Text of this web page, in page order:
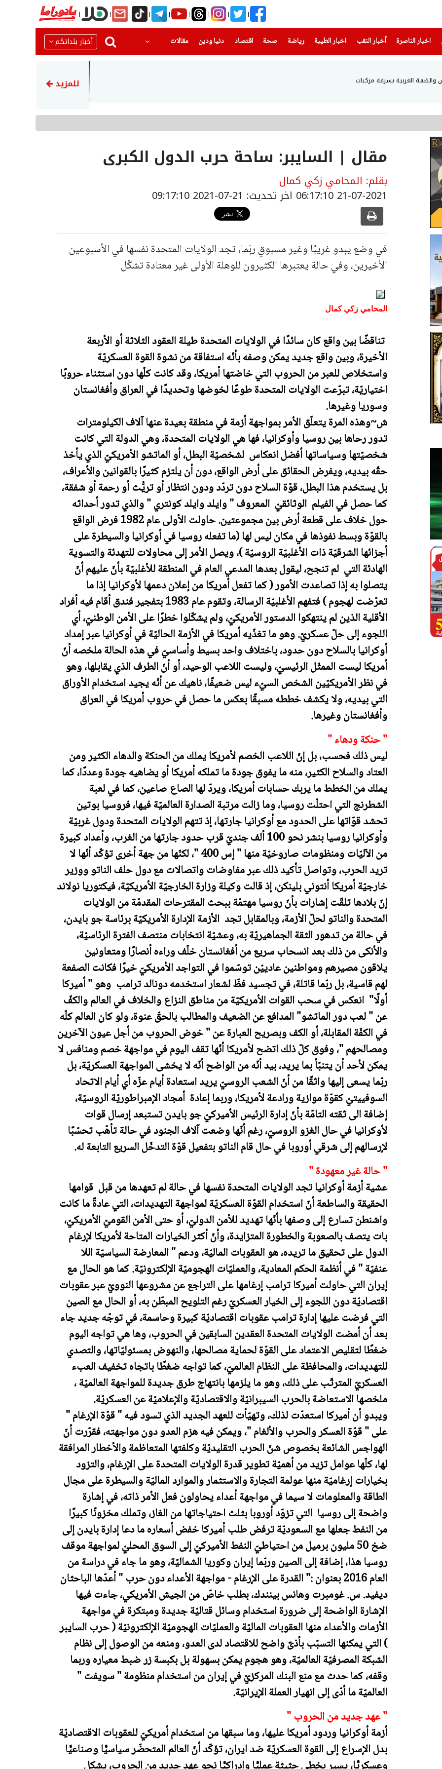
اخبار الناصرة
(current) أخبار النقب اخبار الطيبة(current) رياضة
(current) صحة(current) اقتصاد دنيا ودين
(current) مقالات أخبار بلداتكم
ضبط نحو 7.5 كغم مخدرات في القدس واعتقال 3 مشتبهين
للمزيد
مقال | السايبر: ساحة حرب الدول الكبرى
بقلم: المحامي زكي كمال
21-07-2021 06:17:10 اخر تحديث: 21-07-2021 09:17:10
في وضع يبدو غريبًا وغير مسبوقٍ ربّما، تجد الولايات المتحدة نفسها في الأسبوعين
الأخيرين، وفي حالة يعتبرها الكثيرون للوهلة الأولى غير معتادة تشكِّل
المحامي زكي كمال
تناقضًا بين واقع كان سائدًا في الولايات المتحدة طيلة العقود الثلاثة أو الأربعة
الأخيرة، وبين واقع جديد يمكن وصفه بأنّه استفاقة من نشوة القوة العسكريّة
واستخلاص للعبر من الحروب التي خاضتها أمريكا، وقد كانت كلّها دون استثناء حروبًا
اختياريّة، تبرّعت الولايات المتحدة طوعًا لخوضها وتحديدًا في العراق وأفغانستان
وسوريا وغيرها.
ش~وهذه المرة يتعلّق الأمر بمواجهة أزمة في منطقة بعيدة عنها آلاف الكيلومترات
تدور رحاها بين روسيا وأوكرانيا، فها هي الولايات المتحدة، وهي الدولة التي كانت
شخصيّتها وسياساتها أفضل انعكاس لشخصيّة البطل، أو الماتشو الأمريكيّ الذي يأخذ
حقّه بيديه، ويفرض الحقائق على أرض الواقع، دون أن يلتزم كثيرًا بالقوانين والأعراف،
بل يستخدم هذا البطل، قوّة السلاح دون تردّد ودون انتظار أو تريُّث أو رحمة أو شفقة،
كما حصل في الفيلم الوثائقيّ المعروف " وايلد وايلد كونتري " والذي تدور أحداثه
حول خلاف على قطعة أرض بين مجموعتين. حاولت الأولى عام 1982 فرض الواقع
بالقوّة وبسط نفوذها في مكان ليس لها (ما تفعله روسيا في أوكرانيا والسيطرة على
أجزائها الشرقيّة ذات الأغلبيّة الروسيّة )، ويصل الأمر إلى محاولات للتهدئة والتسوية
الهادئة التي لم تنجح، ليقول بعدها المدعي العام في المنطقة للأغلبيّة بأنّ عليهم أنّ
يتصلوا به إذا تصاعدت الأمور ( كما تفعل أمريكا من إعلان دعمها لأوكرانيا إذا ما
تعرّضت لهجوم ) فتفهم الأغلبيّة الرسالة، وتقوم عام 1983 بتفجير فندق أقام فيه أفراد
الأقلية الذين لم ينتهكوا الدستور الأمريكيّ، ولم يشكّلوا خطرًا على الأمن الوطنيّ، أي
اللجوء إلى حلّ عسكريّ. وهو ما تغذّيه أمريكا في الأزمة الحاليّة في أوكرانيا عبر إمداد
أوكرانيا بالسلاح دون حدود، باختلاف واحد بسيط وأساسيّ في هذه الحالة ملخصه أنّ
أمريكا ليست الممثّل الرئيسيّ، وليست اللاعب الوحيد، أو أنّ الطرف الذي يقابلها، وهو
في نظر الأمريكيّين الشخص السيّء ليس ضعيفًا، ناهيك عن أنّه يجيد استخدام الأوراق
التي بيديه، ولا يكشف خططه مسبقًا بعكس ما حصل في حروب أمريكا في العراق
وأفغانستان وغيرها.
" حنكة ودهاء "
ليس ذلك فحسب، بل إنّ اللاعب الخصم لأمريكا يملك من الحنكة والدهاء الكثير ومن
العتاد والسلاح الكثير، منه ما يفوق جودة ما تملكه أمريكا أو يضاهيه جودة وعددًا، كما
يملك من الخطط ما يربك حسابات أمريكا، ويردّ لها الصاع صاعين، كما في لعبة
الشطرنج التي احتلّت روسيا، وما زالت مرتبة الصدارة العالميّة فيها، فروسيا بوتين
تحشد قوّاتها على الحدود مع أوكرانيا جارتها، إذ تتهم الولايات المتحدة ودول غربيّة
وأوكرانيا روسيا بنشر نحو 100 ألف جنديّ قرب حدود جارتها من الغرب، وأعداد كبيرة
من الآليّات ومنظومات صاروخيّة منها " إس 400 "، لكنّها من جهة أخرى تؤكّد أنّها لا
تريد الحرب، وتواصل تأكيد ذلك عبر مفاوضات واتصالات مع دول حلف الناتو ووزير
خارجيّة أمريكا أنتوني بلينكن، إذ قالت وكيلة وزارة الخارجيّة الأمريكيّة، فيكتوريا نولاند
إنّ بلادها تلقّت إشارات بأنّ روسيا مهتمّة ببحث المقترحات المقدمّة من الولايات
المتحدة والناتو لحلّ الأزمة، وبالمقابل تجد الأزمة الإدارة الأمريكيّة برئاسة جو بايدن،
في حالة من تدهور الثقة الجماهيريّة به، وعشيّة انتخابات منتصف الفترة الرئاسيّة،
والأنكى من ذلك بعد انسحاب سريع من أفغانستان خلّف وراءه أنصارًا ومتعاونين
يلاقون مصيرهم ومواطنين عادييّن توسّموا في التواجد الأمريكيّ خيرًا فكانت الصفعة
لهم قاسية، بل ربّما قاتلة، في تجسيد فظّ لشعار استخدمه دونالد ترامب وهو " أميركا
أولًا" انعكس في سحب القوات الأمريكيّة من مناطق النزاع والخلاف في العالم والكفّ
عن " لعب دور الماتشو" المدافع عن الضعيف والمطالب بالحقّ عنوة، ولو كان العالم كلّه
في الكفّة المقابلة، أو الكف وبصريح العبارة عن " خوض الحروب من أجل عيون الآخرين
ومصالحهم "، وفوق كلّ ذلك اتضح لأمريكا أنّها تقف اليوم في مواجهة خصم ومنافس لا
يمكن لأحد أن يتنبّأ بما يريد، بيد أنّه من الواضح أنّه لا يخشى المواجهة العسكريّة، بل
ربّما يسعى إليها واثقًا من أنّ الشعب الروسيّ يريد استعادة أيام عزّه أي أيام الاتحاد
السوفييتيّ كقوّة موازية ورادعة لأمريكا، وربما إعادة أمجاد الإمبراطوريّة الروسيّة،
إضافة الى ثقته التامّة بأنّ إدارة الرئيس الأميركيّ جو بايدن تستبعد إرسال قوات
لأوكرانيا في حال الغزو الروسيّ، رغم أنّها وضعت آلاف الجنود في حالة تأهّب تحسّبًا
لإرسالهم إلى شرقي أوروبا في حال قام الناتو بتفعيل قوّة التدخّل السريع التابعة له.
" حالة غير معهودة "
عشية أزمة أوكرانيا تجد الولايات المتحدة نفسها في حالة لم تعهدها من قبل قوامها
الحقيقة والساطعة أنّ استخدام القوّة العسكريّة لمواجهة التهديدات، التي عادةً ما كانت
واشنطن تسارع إلى وصفها بأنّها تهديد للأمن الدوليّ، أو حتى الأمن القوميّ الأمريكيّ،
بات يتصف بالصعوبة والخطورة المتزايدة، وأنّ أكثر الخيارات المتاحة لأمريكا لإرغام
الدول على تحقيق ما تريده، هو العقوبات الماليّة، ودعم " المعارضة السياسيّة اللا
عنفيّة " في أنظمة الحكم المعادية، والعمليّات الهجوميّة الإلكترونيّة. كما هو الحال مع
إيران التي حاولت أميركا ترامب إرغامها على التراجع عن مشروعها النوويّ عبر عقوبات
اقتصاديّة دون اللجوء إلى الخيار العسكريّ رغم التلويح المبطّن به، أو الحال مع الصين
التي فرضت عليها إدارة ترامب عقوبات اقتصاديّة كبيرة وحاسمة، في توجّه جديد جاء
بعد أن أمضت الولايات المتحدة العقدين السابقين في الحروب، وها هي تواجه اليوم
ضغطًا لتقليص الاعتماد على القوّة لحماية مصالحها، والنهوض بمسئوليّاتها، والتصدي
للتهديدات، والمحافظة على النظام العالميّ، كما تواجه ضغطًا باتجاه تخفيف العبء
العسكريّ المترتّب على ذلك، وهو ما يلزمها بانتهاج طرق جديدة للمواجهة العالميّة ،
ملخصها الاستعاضة بالحرب السيبرانيّة والاقتصاديّة والإعلاميّة عن العسكريّة.
ويبدو أن أميركا استعدّت لذلك، وتهيّأت للعهد الجديد الذي تسود فيه " قوّة الإرغام "
على " قوّة العسكر والحرب والألغام "، ويمكن فيه هزم العدو دون مواجهته، فقرّرت أنّ
الهواجس الشائعة بخصوص شنّ الحرب التقليديّة وكلفتها المتعاظمة والأخطار المرافقة
لها، كلّها عوامل تزيد من أهميّة تطوير قدرة الولايات المتحدة على الإرغام، والتزود
بخيارات إرغاميّة منها عولمة التجارة والاستثمار والموارد الماليّة والسيطرة على مجال
الطاقة والمعلومات لا سيما في مواجهة أعداء يحاولون فعل الأمر ذاته، في إشارة
واضحة إلى روسيا التي تزوّد أوروبا بثلث احتياجاتها من الغاز، وتملك مخزونًا كبيرًا
من النفط جعلها مع السعوديّة ترفض طلب أميركا خفض أسعاره ما دعا إدارة بايدن إلى
ضخ 50 مليون برميل من احتياطيّ النفط الأميركيّ إلى السوق المحليّ لمواجهة موقف
روسيا هذا، إضافة إلى الصين وربّما إيران وكوريا الشماليّة، وهو ما جاء في دراسة من
العام 2016 بعنوان :" القدرة على الإرغام - مواجهة الأعداء دون حرب " أعدّها الباحثان
ديفيد. س. غومبرت وهانس بينندك، بطلب خاصّ من الجيش الأمريكي، جاءت فيها
الإشارة الواضحة إلى ضرورة استخدام وسائل قتاليّة جديدة ومبتكرة في مواجهة
الأزمات والأعداء منها العقوبات الماليّة والعمليّات الهجوميّة الإلكترونيّة ( حرب السايبر
) التي يمكنها التسبّب بأذىً واضح للاقتصاد لدى العدو، ومنعه من الوصول إلى نظام
الشبكة المصرفيّة العالميّة، وهو هجوم يمكن بسهولة بل بكبسة زر ضبط معياره وربما
وقفه، كما حدث مع منع البنك المركزيّ في إيران من استخدام منظومة " سويفت "
العالميّة ما أدّى إلى انهيار العملة الإيرانيّة.
" عهد جديد من الحروب "
أزمة أوكرانيا وردود أمريكا عليها، وما سبقها من استخدام أمريكيّ للعقوبات الاقتصاديّة
بدل الإسراع إلى القوة العسكريّة ضد ايران، تؤكّد أنّ العالم المتحضّر سياسيًّا وصناعيًّا